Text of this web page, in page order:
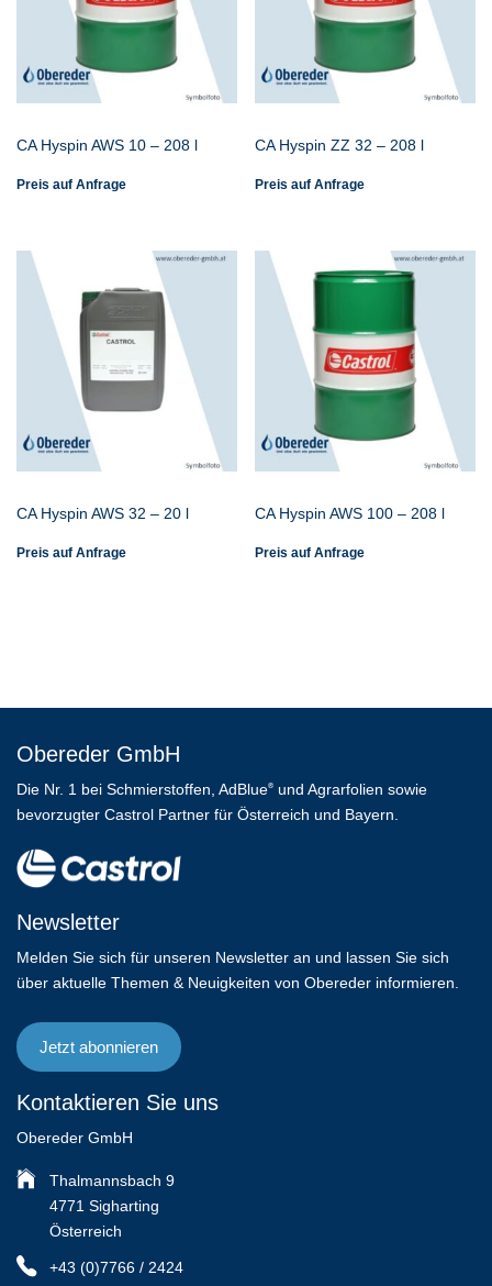
CA Hyspin AWS 10 – 208 l
Preis auf Anfrage
CA Hyspin ZZ 32 – 208 l
Preis auf Anfrage
CA Hyspin AWS 32 – 20 l
Preis auf Anfrage
CA Hyspin AWS 100 – 208 l
Preis auf Anfrage
Obereder GmbH
Die Nr. 1 bei Schmierstoffen, AdBlue®
und Agrarfolien sowie
bevorzugter Castrol Partner für Österreich und Bayern.
Newsletter
Melden Sie sich für unseren Newsletter an und lassen Sie sich
über aktuelle Themen & Neuigkeiten von Obereder informieren.
Jetzt abonnieren
Kontaktieren Sie uns
Obereder GmbH
Thalmannsbach 9
4771 Sigharting
Österreich
+43 (0)7766 / 2424